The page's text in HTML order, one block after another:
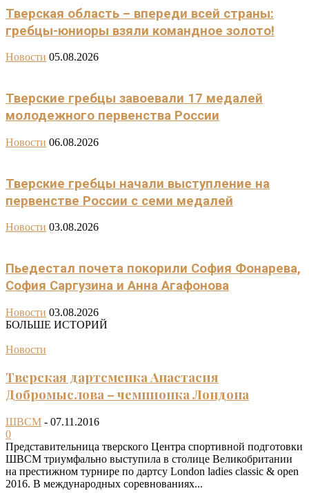
Тверская область – впереди всей страны:
гребцы-юниоры взяли командное золото!
Новости 05.08.2026
Тверские гребцы завоевали 17 медалей
молодежного первенства России
Новости 06.08.2026
Тверские гребцы начали выступление на
первенстве России с семи медалей
Новости 03.08.2026
Пьедестал почета покорили София Фонарева,
София Саргузина и Анна Агафонова
Новости 03.08.2026
БОЛЬШЕ ИСТОРИЙ
Новости
Тверская дартсменка Анастасия
Добромыслова – чемпионка Лондона
ШВСМ - 07.11.2016
0
Представительница тверского Центра спортивной подготовки
ШВСМ триумфально выступила в столице Великобритании
на престижном турнире по дартсу London ladies classic & open
2016. В международных соревнованиях...